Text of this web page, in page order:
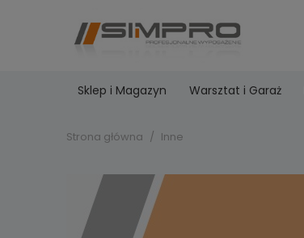
Sklep i Magazyn Warsztat i Garaż
Strona główna Inne